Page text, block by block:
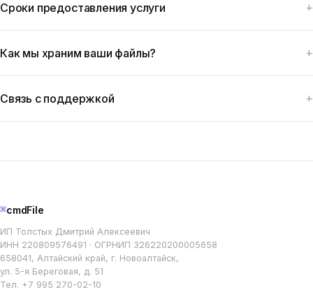
Сроки предоставления услуги
Как мы храним ваши файлы?
Связь с поддержкой
⌘cmdFile
ИП Толстых Дмитрий Алексеевич
ИНН 220809576491 · ОГРНИП 326220200005658
658041, Алтайский край, г. Новоалтайск,
ул. 5-я Береговая, д. 51
Тел. +7 995 270-02-10